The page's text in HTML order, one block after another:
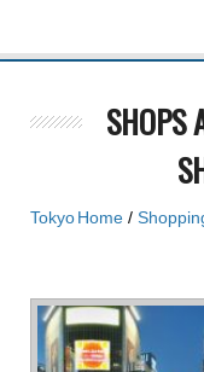
SHOPS
TokyoHome /